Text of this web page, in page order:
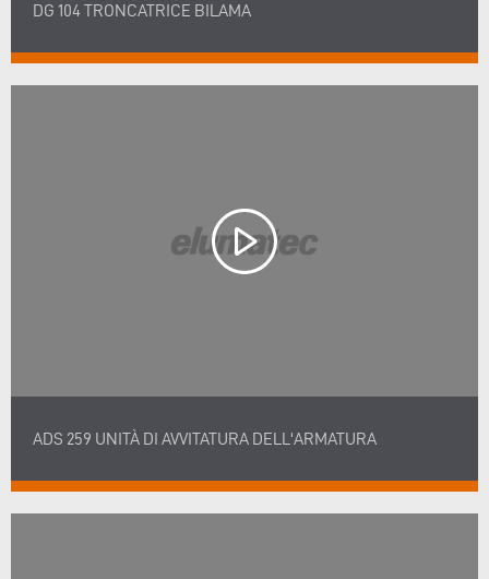
DG 104 TRONCATRICE BILAMA
ADS 259 UNITÀ DI AVVITATURA DELL'ARMATURA